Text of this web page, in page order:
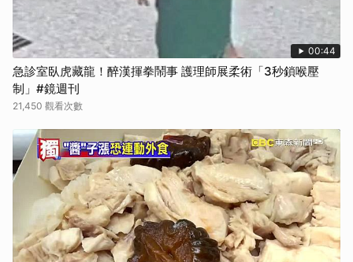
00:44
急診室臥虎藏龍！醉漢揮拳鬧事 護理師展柔術「3秒鎖喉壓
制」#鏡週刊
21,450 觀看次數